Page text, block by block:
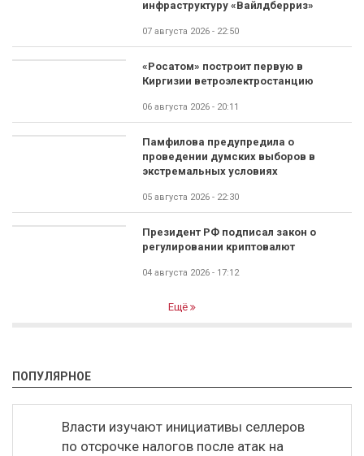
инфраструктуру «Вайлдберриз»
07 августа 2026 - 22:50
«Росатом» построит первую в
Киргизии ветроэлектростанцию
06 августа 2026 - 20:11
Памфилова предупредила о
проведении думских выборов в
экстремальных условиях
05 августа 2026 - 22:30
Президент РФ подписал закон о
регулировании криптовалют
04 августа 2026 - 17:12
Ещё
ПОПУЛЯРНОЕ
Власти изучают инициативы селлеров
по отсрочке налогов после атак на